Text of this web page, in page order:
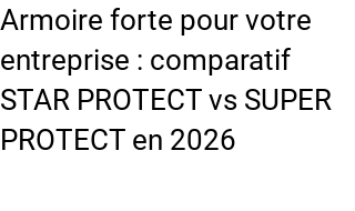
Armoire forte pour votre
entreprise : comparatif
STAR PROTECT vs SUPER
PROTECT en 2026